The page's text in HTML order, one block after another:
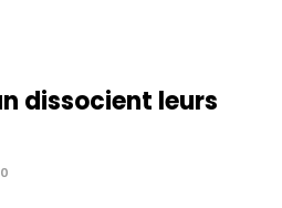
dissocient leurs
0